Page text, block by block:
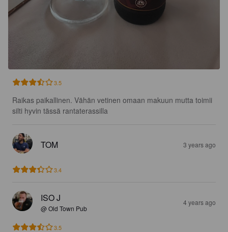
3.5
Raikas paikallinen. Vähän vetinen omaan makuun mutta toimii
silti hyvin tässä rantaterassilla
TOM 3 years ago
3.4
ISO J
@ Old Town Pub
4 years ago
3.5